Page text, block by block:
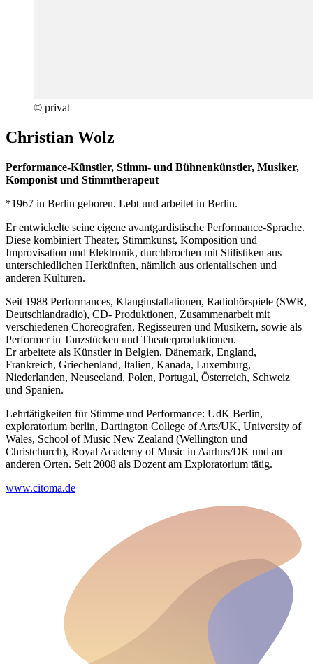
© privat
Christian Wolz
Performance-Künstler, Stimm- und Bühnenkünstler, Musiker,
Komponist und Stimmtherapeut
*1967 in Berlin geboren. Lebt und arbeitet in Berlin.
Er entwickelte seine eigene avantgardistische Performance-Sprache.
Diese kombiniert Theater, Stimmkunst, Komposition und
Improvisation und Elektronik, durchbrochen mit Stilistiken aus
unterschiedlichen Herkünften, nämlich aus orientalischen und
anderen Kulturen.
Seit 1988 Performances, Klanginstallationen, Radiohörspiele (SWR,
Deutschlandradio), CD- Produktionen, Zusammenarbeit mit
verschiedenen Choreografen, Regisseuren und Musikern, sowie als
Performer in Tanzstücken und Theaterproduktionen.
Er arbeitete als Künstler in Belgien, Dänemark, England,
Frankreich, Griechenland, Italien, Kanada, Luxemburg,
Niederlanden, Neuseeland, Polen, Portugal, Österreich, Schweiz
und Spanien.
Lehrtätigkeiten für Stimme und Performance: UdK Berlin,
exploratorium berlin, Dartington College of Arts/UK, University of
Wales, School of Music New Zealand (Wellington und
Christchurch), Royal Academy of Music in Aarhus/DK und an
anderen Orten. Seit 2008 als Dozent am Exploratorium tätig.
www.citoma.de